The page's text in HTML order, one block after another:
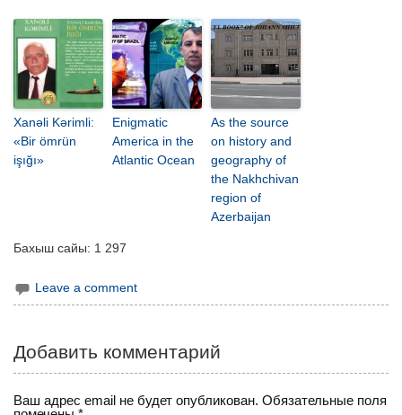
Xanəli Kərimli:
«Bir ömrün
işığı»
Enigmatic
America in the
Atlantic Ocean
As the source
on history and
geography of
the Nakhchivan
region of
Azerbaijan
Бахыш сайы: 1 297
Leave a comment
Добавить комментарий
Ваш адрес email не будет опубликован. Обязательные поля